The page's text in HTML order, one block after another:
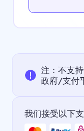
注：不支
政府/支付
我们接受以下